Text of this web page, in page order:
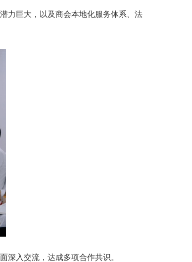
力巨大，以及商会本地化服务体系、法
深入交流，达成多项合作共识。